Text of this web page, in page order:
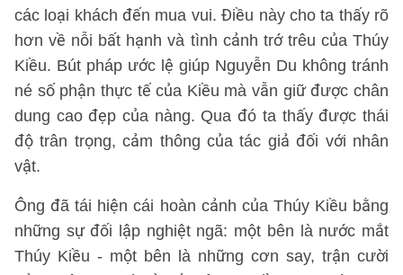
các loại khách đến mua vui. Điều này cho ta thấy rõ
hơn về nỗi bất hạnh và tình cảnh trớ trêu của Thúy
Kiều. Bút pháp ước lệ giúp Nguyễn Du không tránh
né số phận thực tế của Kiều mà vẫn giữ được chân
dung cao đẹp của nàng. Qua đó ta thấy được thái
độ trân trọng, cảm thông của tác giả đối với nhân
vật.
Ông đã tái hiện cái hoàn cảnh của Thúy Kiều bằng
những sự đối lập nghiệt ngã: một bên là nước mắt
Thúy Kiều - một bên là những cơn say, trận cười